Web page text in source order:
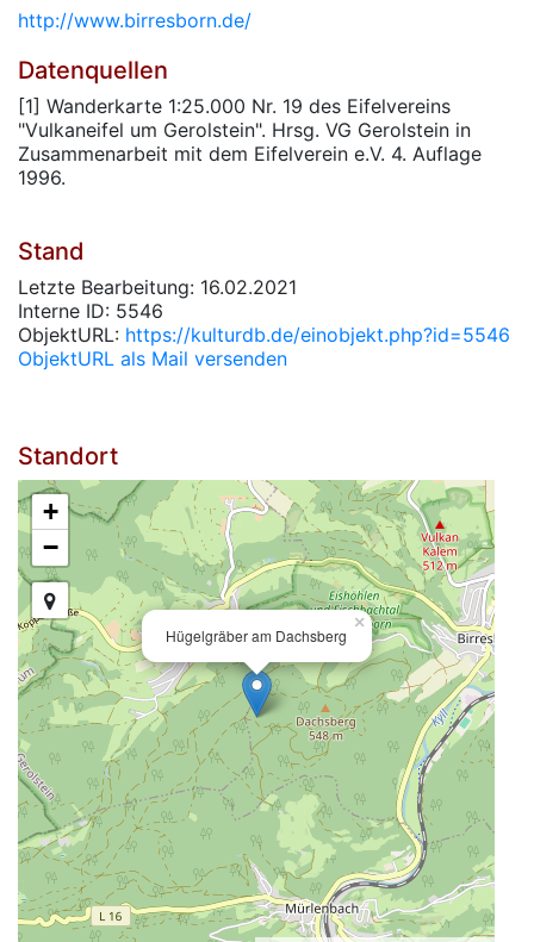
http://www.birresborn.de/
Datenquellen
[1] Wanderkarte 1:25.000 Nr. 19 des Eifelvereins
"Vulkaneifel um Gerolstein". Hrsg. VG Gerolstein in
Zusammenarbeit mit dem Eifelverein e.V. 4. Auflage
1996.
Stand
Letzte Bearbeitung: 16.02.2021
Interne ID: 5546
ObjektURL: https://kulturdb.de/einobjekt.php?id=5546
ObjektURL als Mail versenden
Standort
Hügelgräber am Dachsberg
×
+
−